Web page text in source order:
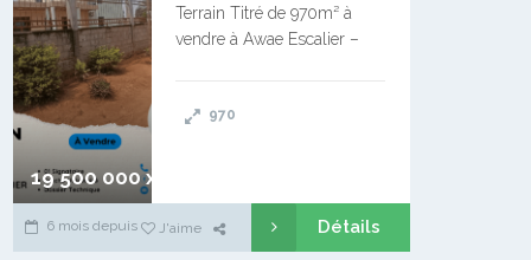
19 500 000 xaf
Terrain Titré de 970m² à
vendre à Awae Escalier –
l’Université Catholique –
970
6 mois depuis J'aime Détails